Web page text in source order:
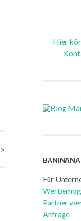
»
Hier
BANINANA
Für
Partner
Anfrage